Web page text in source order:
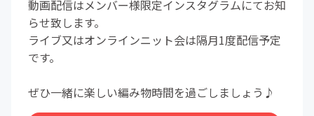
動画配信はメンバー様限定インスタグラムにてお知
らせ致します。
ライブ又はオンラインニット会は隔月1度配信予定
です。
ぜひ一緒に楽しい編み物時間を過ごしましょう♪